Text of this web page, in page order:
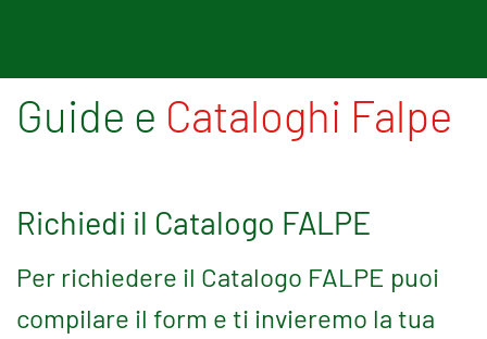
Guide e Cataloghi Falpe
Richiedi il Catalogo FALPE
Per richiedere il Catalogo FALPE puoi
compilare il form e ti invieremo la tua